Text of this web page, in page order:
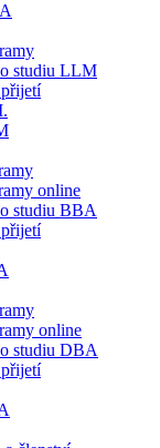
studiu LLM
online
studiu BBA
online
studiu DBA